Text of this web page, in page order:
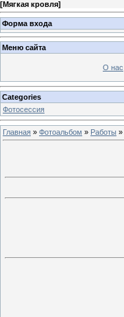
[Мягкая кровля]
Форма входа
Меню сайта
О нас
Categories
Фотосессия
Главная » Фотоальбом » Работы »